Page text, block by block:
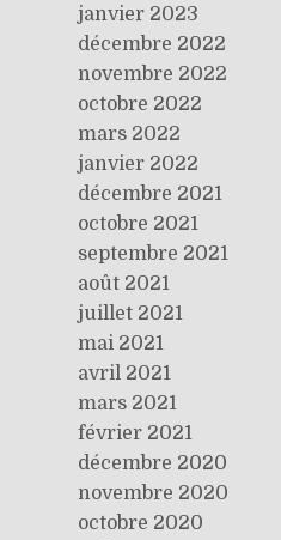
janvier 2023
décembre 2022
novembre 2022
octobre 2022
mars 2022
janvier 2022
décembre 2021
octobre 2021
septembre 2021
août 2021
juillet 2021
mai 2021
avril 2021
mars 2021
février 2021
décembre 2020
novembre 2020
octobre 2020